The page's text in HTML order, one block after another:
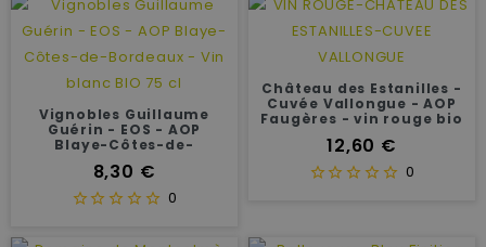
Vignobles Guillaume
Guérin - EOS - AOP
Blaye-Côtes-de-
BIO 75 cl
Prix
8,30 €
0
Château des Estanilles -
Cuvée Vallongue - AOP
Faugères - vin rouge bio
Prix
12,60 €
0